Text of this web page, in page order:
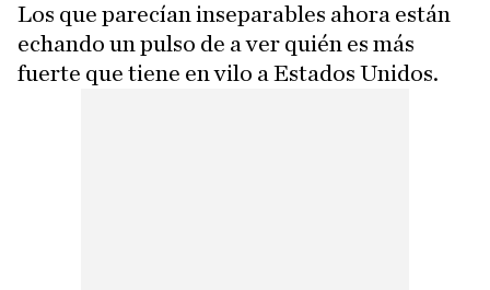
Los que parecían inseparables ahora están
echando un pulso de a ver quién es más
fuerte que tiene en vilo a Estados Unidos.